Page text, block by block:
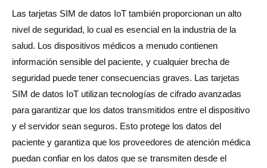
Las tarjetas SIM de datos IoT también proporcionan un alto
nivel de seguridad, lo cual es esencial en la industria de la
salud. Los dispositivos médicos a menudo contienen
información sensible del paciente, y cualquier brecha de
seguridad puede tener consecuencias graves. Las tarjetas
SIM de datos IoT utilizan tecnologías de cifrado avanzadas
para garantizar que los datos transmitidos entre el dispositivo
y el servidor sean seguros. Esto protege los datos del
paciente y garantiza que los proveedores de atención médica
puedan confiar en los datos que se transmiten desde el